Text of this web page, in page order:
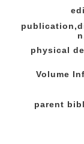
physical
Volume
parent